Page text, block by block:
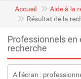
Accueil Aide à la
Résultat de la
Professionnels en
recherche
A l'écran :